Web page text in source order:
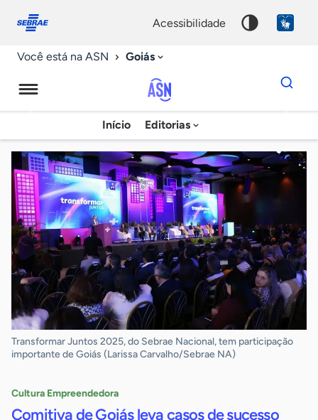
conosco
acessibilidade
Você está na ASN Goiás
Agência
Sebrae
de
Notícias
Início Editorias
Dados
para
chave
Transformar Juntos 2025, do Sebrae Nacional, tem participação
importante de Goiás (Larissa Carvalho/Sebrae NA)
Cultura Empreendedora
Comitiva de Goiás leva casos de sucesso